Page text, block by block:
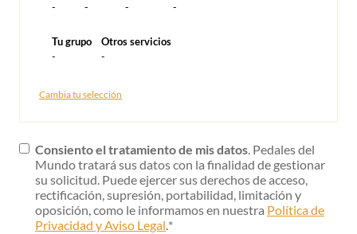
-
-
-
-
Tu grupo
-
Otros servicios
-
Cambia tu selección
Consiento el tratamiento de mis datos. Pedales del
Mundo tratará sus datos con la finalidad de gestionar
su solicitud. Puede ejercer sus derechos de acceso,
rectificación, supresión, portabilidad, limitación y
oposición, como le informamos en nuestra Política de
Privacidad y Aviso Legal.*